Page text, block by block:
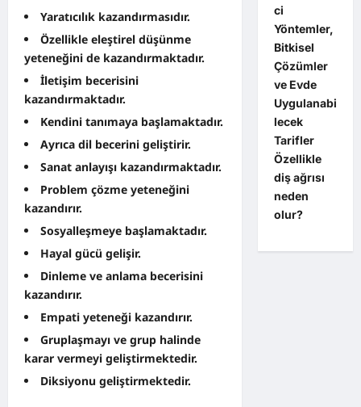
Yaratıcılık kazandırmasıdır.
Özellikle eleştirel düşünme
yeteneğini de kazandırmaktadır.
İletişim becerisini
kazandırmaktadır.
Kendini tanımaya başlamaktadır.
Ayrıca dil becerini geliştirir.
Sanat anlayışı kazandırmaktadır.
Problem çözme yeteneğini
kazandırır.
Sosyalleşmeye başlamaktadır.
Hayal gücü gelişir.
Dinleme ve anlama becerisini
kazandırır.
Empati yeteneği kazandırır.
Gruplaşmayı ve grup halinde
karar vermeyi geliştirmektedir.
Diksiyonu geliştirmektedir.
ci
Yöntemler,
Bitkisel
Çözümler
ve Evde
Uygulanabi
lecek
Tarifler
Özellikle
diş ağrısı
neden
olur?